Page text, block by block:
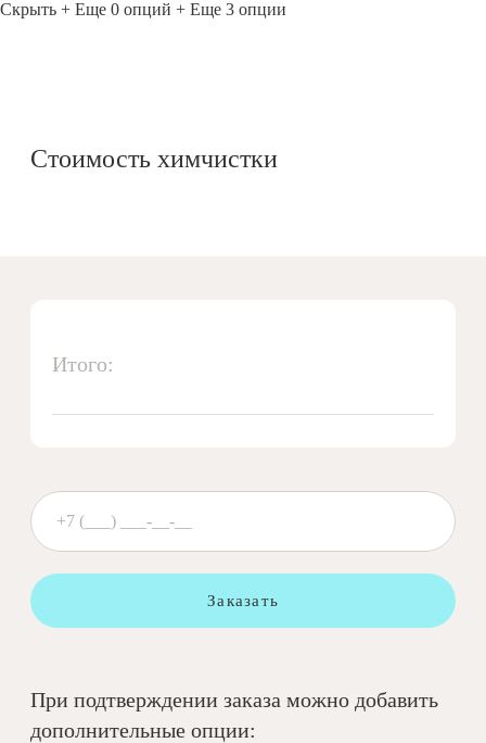
Скрыть + Еще 0 опций + Еще 3 опции
Стоимость химчистки
Итого:
Заказать
При подтверждении заказа можно добавить
дополнительные опции: